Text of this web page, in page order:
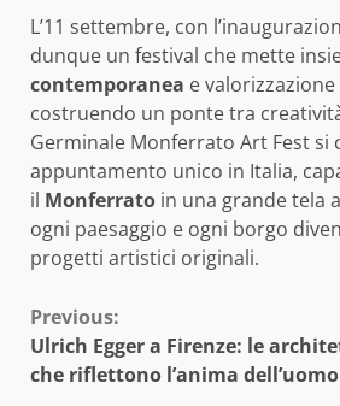
L’11 settembre, con
dunque un festival che mette
contemporanea e
costruendo un ponte tra
Germinale Monferrato Art Fest si
appuntamento unico in Italia,
il Monferrato in una grande tela
ogni paesaggio e ogni borgo
progetti artistici originali.
Continue
Reading
Previous:
Ulrich Egger a Firenze: le
che riflettono l’anima